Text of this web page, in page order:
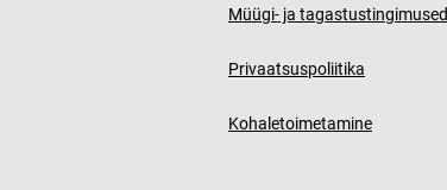
Müügi- ja tagastustingimused
Privaatsuspoliitika
Kohaletoimetamine